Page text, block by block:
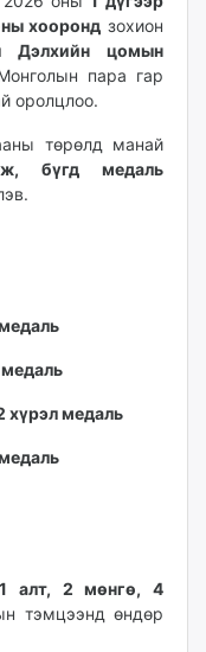
хооронд зохион
Дэлхийн цомын
пара гар
оролцлоо.
төрөлд манай
бүгд медаль
хүрэл медаль
1 алт, 2 мөнгө, 4
тэмцээнд өндөр